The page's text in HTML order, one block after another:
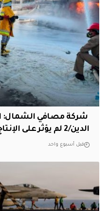
شركة مصافي الشمال:
الدين/2 لم يؤثر على الإنتاج
قبل أسبوع واحد